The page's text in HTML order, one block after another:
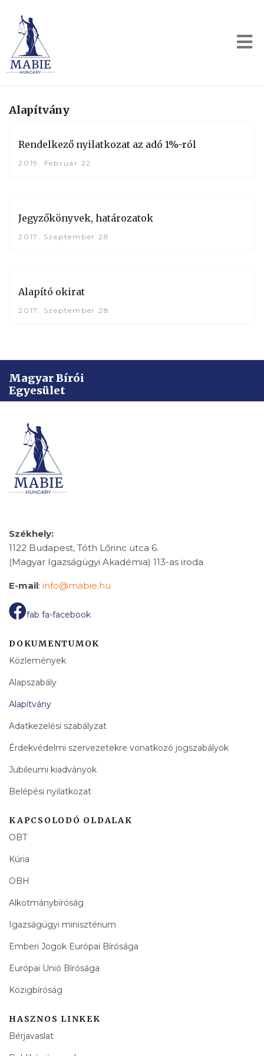
Alapítvány
Rendelkező nyilatkozat az adó 1%-ról
2019. Február 22
Jegyzőkönyvek, határozatok
2017. Szeptember 28
Alapító okirat
2017. Szeptember 28
Magyar Bírói
Egyesület
Székhely:
1122 Budapest, Tóth Lőrinc utca 6.
(Magyar Igazságügyi Akadémia) 113-as iroda
E-mail: info@mabie.hu
fab fa-facebook
DOKUMENTUMOK
Közlemények
Alapszabály
Alapítvány
Adatkezelési szabályzat
Érdekvédelmi szervezetekre vonatkozó jogszabályok
Jubileumi kiadványok
Belépési nyilatkozat
KAPCSOLODÓ OLDALAK
OBT
Kúria
OBH
Alkotmánybíróság
Igazságügyi minisztérium
Emberi Jogok Európai Bírósága
Európai Unió Bírósága
Közigbíróság
HASZNOS LINKEK
Bérjavaslat